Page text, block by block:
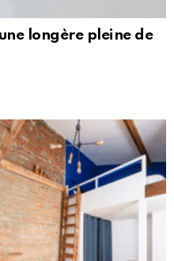
longère pleine de